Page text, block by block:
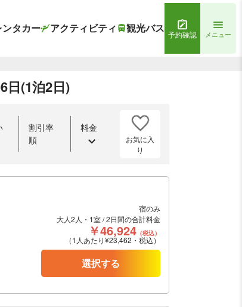
ンタカー アクティビティ 観光バス 予約確認 メニュー
日(1泊2日)
割引率
順
料金
お気に入
り
宿のみ
大人2人・1室 / 2日間の合計料金
￥46,924 （税込）
（1人あたり¥23,462・税込）
選択する